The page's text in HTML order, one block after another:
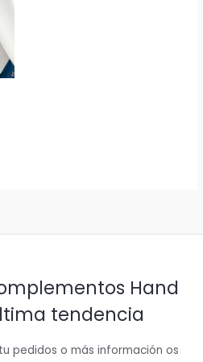
Hand
tendencia
pedidos o más información os